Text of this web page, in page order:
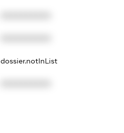
dossier.notInList